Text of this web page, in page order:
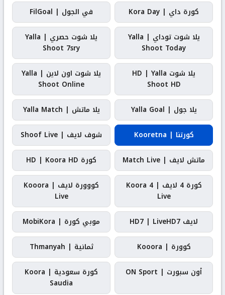
كورة داي | Kora Day
في الجول | FilGoal
يلا شوت توداي | Yalla
Shoot Today
يلا شوت حصري | Yalla
Shoot 7sry
يلا شوت HD | Yalla
Shoot HD
يلا شوت اون لاين | Yalla
Shoot Online
يلا جول | Yalla Goal
يلا ماتش | Yalla Match
كورتنا | Kooretna
شوف لايف | Shoof Live
ماتش لايف | Match Live
كورة HD | Koora HD
كورة 4 لايف | Koora 4
Live
كووورة لايف | Kooora
Live
لايف HD7 | LiveHD7
موبي كورة | MobiKora
كوورة | Kooora
ثمانية | Thmanyah
أون سبورت | ON Sport
كورة سعودية | Koora
Saudia